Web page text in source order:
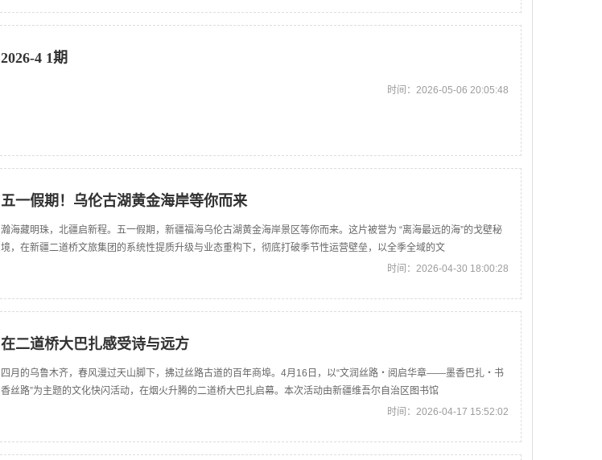
2026-4 1期
时间：2026-05-06 20:05:48
五一假期！乌伦古湖黄金海岸等你而来
瀚海藏明珠，北疆启新程。五一假期，新疆福海乌伦古湖黄金海岸景区等你而来。这片被誉为 “离海最远的海”的戈壁秘
境，在新疆二道桥文旅集团的系统性提质升级与业态重构下，彻底打破季节性运营壁垒，以全季全域的文
时间：2026-04-30 18:00:28
在二道桥大巴扎感受诗与远方
四月的乌鲁木齐，春风漫过天山脚下，拂过丝路古道的百年商埠。4月16日，以“文润丝路・阅启华章——墨香巴扎・书
香丝路”为主题的文化快闪活动，在烟火升腾的二道桥大巴扎启幕。本次活动由新疆维吾尔自治区图书馆
时间：2026-04-17 15:52:02